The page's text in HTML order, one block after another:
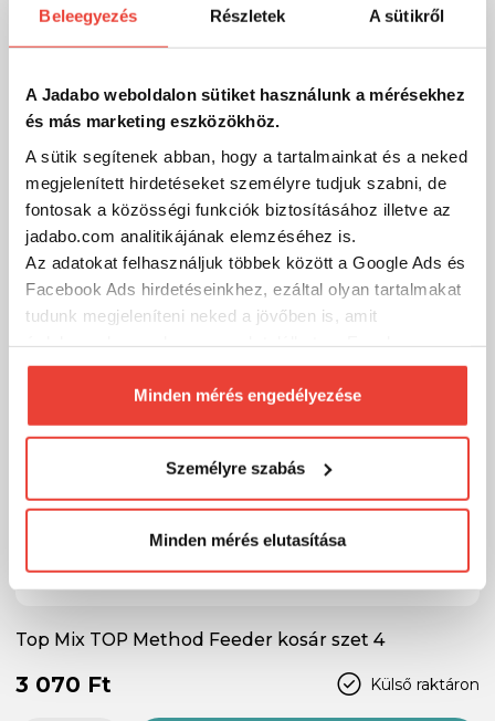
Beleegyezés Részletek A sütikről
A Jadabo weboldalon sütiket használunk a mérésekhez
és más marketing eszközökhöz.
A sütik segítenek abban, hogy a tartalmainkat és a neked
megjelenített hirdetéseket személyre tudjuk szabni, de
fontosak a közösségi funkciók biztosításához illetve az
jadabo.com analitikájának elemzéséhez is.
Az adatokat felhasználjuk többek között a Google Ads és
Facebook Ads hirdetéseinkhez, ezáltal olyan tartalmakat
tudunk megjeleníteni neked a jövőben is, amit
biztosításához arra kérünk, hogy engedd meg
számunkra minden mérés használatát.
Természetesensoha semmilyen formában nem fogunk
megváltoztathatod a döntésed ezzel kapcsolatban.
Előre is köszönjük!
Minden mérés engedélyezése
Személyre szabás
Minden mérés elutasítása
Frenetic Inline Method Feeder kosár szett 30g
Külső raktáron
1 251 Ft
SZÁKOLOM
Top Mix TOP Method Feeder kosár szet 4
Külső raktáron
3 070 Ft